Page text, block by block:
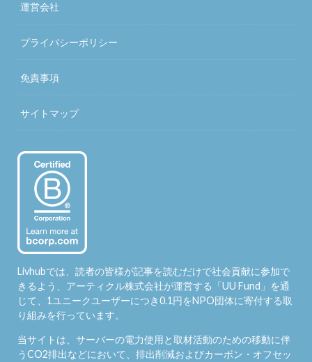
運営会社
プライバシーポリシー
免責事項
サイトマップ
Livhubでは、読者の皆様が記事を読むだけで社会貢献に参加で
きるよう、アーティクル株式会社が運営する「UU Fund 」を通
じて、1ユニークユーザーにつき0.1円をNPO団体に寄付する取
り組みを行っています。
当サイトは、サーバーの電力使用と取材活動のための移動に伴
うCO2排出などにおいて、排出削減およびカーボン・オフセッ